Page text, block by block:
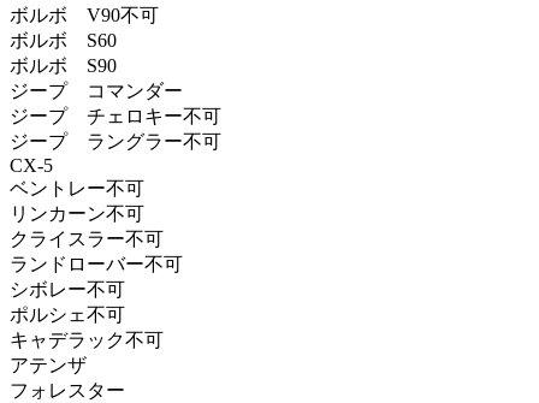
ボルボ V90不可
ボルボ S60
ボルボ S90
ジープ コマンダー
ジープ チェロキー不可
ジープ ラングラー不可
CX-5
ベントレー不可
リンカーン不可
クライスラー不可
ランドローバー不可
シボレー不可
ポルシェ不可
キャデラック不可
アテンザ
フォレスター